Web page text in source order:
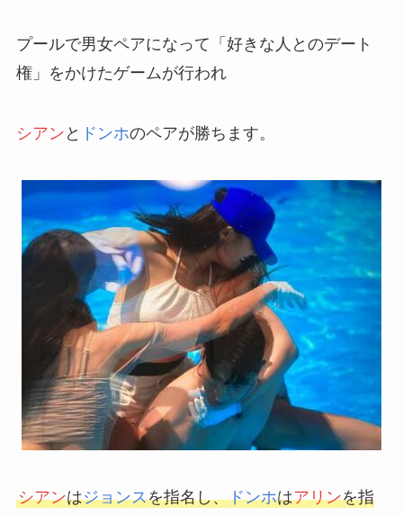
プールで男女ペアになって「好きな人とのデート
権」をかけたゲームが行われ
シアン と ドンホのペアが勝ちます。
シアンはジョンスを指名し、ドンホはアリンを指